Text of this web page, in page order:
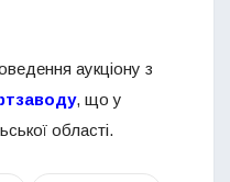
аукціону з
, що у
області.